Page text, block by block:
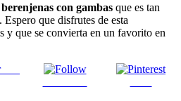
berenjenas con gambas que es tan
que disfrutes de esta
y que se convierta en un favorito en
Post